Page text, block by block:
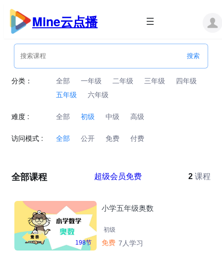
跳
内
Mine云点播
分类： 全部 一年级 二年级 三年级
四年级
五年级
六年级
难度 : 全部 初级 中级 高级
访问模式 : 全部 公开 免费 付费
全部课程 超级会员免费 2 课程
198节
小学五年级奥数
初级
免费 7人学习